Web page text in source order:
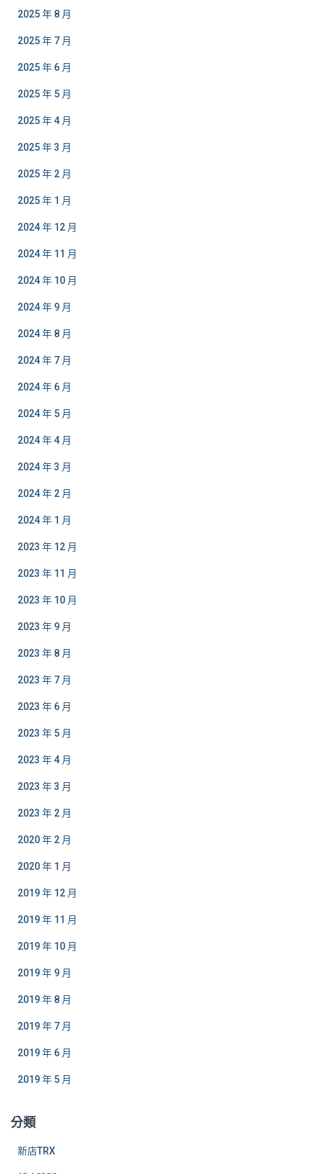
2025 年 8 月
2025 年 7 月
2025 年 6 月
2025 年 5 月
2025 年 4 月
2025 年 3 月
2025 年 2 月
2025 年 1 月
2024 年 12 月
2024 年 11 月
2024 年 10 月
2024 年 9 月
2024 年 8 月
2024 年 7 月
2024 年 6 月
2024 年 5 月
2024 年 4 月
2024 年 3 月
2024 年 2 月
2024 年 1 月
2023 年 12 月
2023 年 11 月
2023 年 10 月
2023 年 9 月
2023 年 8 月
2023 年 7 月
2023 年 6 月
2023 年 5 月
2023 年 4 月
2023 年 3 月
2023 年 2 月
2020 年 2 月
2020 年 1 月
2019 年 12 月
2019 年 11 月
2019 年 10 月
2019 年 9 月
2019 年 8 月
2019 年 7 月
2019 年 6 月
2019 年 5 月
分類
新店TRX